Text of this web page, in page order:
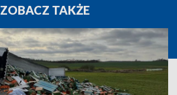
ZOBACZ TAKŻE